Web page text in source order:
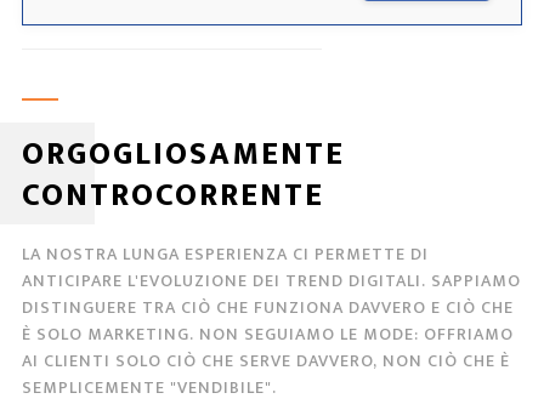
ORGOGLIOSAMENTE
CONTROCORRENTE
LA NOSTRA LUNGA ESPERIENZA CI PERMETTE DI
ANTICIPARE L'EVOLUZIONE DEI TREND DIGITALI. SAPPIAMO
DISTINGUERE TRA CIÒ CHE FUNZIONA DAVVERO E CIÒ CHE
È SOLO MARKETING. NON SEGUIAMO LE MODE: OFFRIAMO
AI CLIENTI SOLO CIÒ CHE SERVE DAVVERO, NON CIÒ CHE È
SEMPLICEMENTE "VENDIBILE".